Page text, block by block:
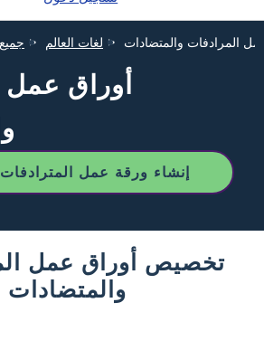
لغات العالم المرادفات والمتضادات
أوراق عمل
إنشاء ورقة عمل
تخصيص أوراق عمل
والمتضادات